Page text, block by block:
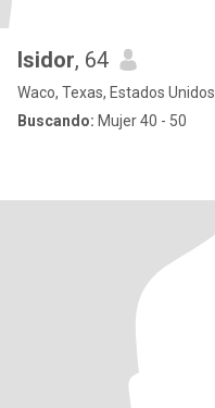
Isidor, 64
Waco, Texas, Estados Unidos
Buscando: Mujer 40 - 50